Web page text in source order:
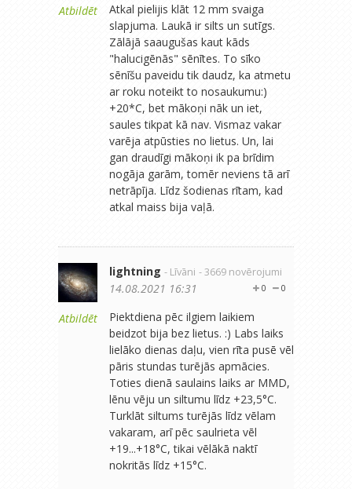
Atbildēt
Atkal pielijis klāt 12 mm svaiga
slapjuma. Laukā ir silts un sutīgs.
Zālājā saaugušas kaut kāds
"halucigēnās" sēnītes. To sīko
sēnīšu paveidu tik daudz, ka atmetu
ar roku noteikt to nosaukumu:)
+20*C, bet mākoņi nāk un iet,
saules tikpat kā nav. Vismaz vakar
varēja atpūsties no lietus. Un, lai
gan draudīgi mākoņi ik pa brīdim
nogāja garām, tomēr neviens tā arī
netrāpīja. Līdz šodienas rītam, kad
atkal maiss bija vaļā.
Atbildēt
lightning - Līvāni - 3669 novērojumi
0
0
14.08.2021 16:31
Piektdiena pēc ilgiem laikiem
beidzot bija bez lietus. :) Labs laiks
lielāko dienas daļu, vien rīta pusē vēl
pāris stundas turējās apmācies.
Toties dienā saulains laiks ar MMD,
lēnu vēju un siltumu līdz +23,5°C.
Turklāt siltums turējās līdz vēlam
vakaram, arī pēc saulrieta vēl
+19...+18°C, tikai vēlākā naktī
nokritās līdz +15°C.